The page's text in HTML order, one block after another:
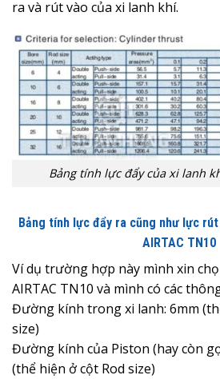
ra và rút vào của xi lanh khí.
Bảng tính lực đẩy của xi lanh
Bảng tính lực đẩy ra cũng như lực
AIRTAC TN10
Ví dụ trường hợp này mình xin
AIRTAC TN10 và mình có các
Đường kính trong xi lanh: 6mm
size)
Đường kính của Piston (hay còn
(thể hiện ở cột Rod size)